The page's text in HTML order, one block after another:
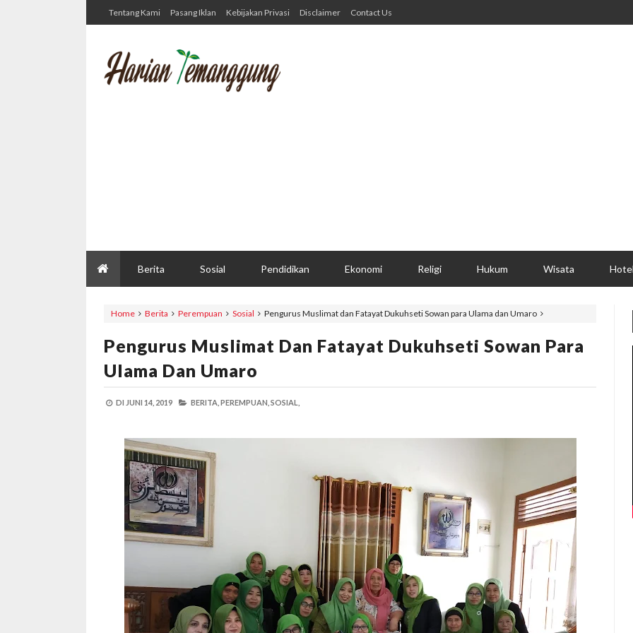
Tentang Kami Pasang Iklan Kebijakan Privasi Disclaimer Contact Us
Berita Sosial Pendidikan Ekonomi Religi Hukum Wisata Hotel
Home Berita Perempuan Sosial Pengurus Muslimat dan Fatayat Dukuhseti Sowan para Ulama dan Umaro
Pengurus Muslimat Dan Fatayat Dukuhseti Sowan Para
Ulama Dan Umaro
DI JUNI 14, 2019 BERITA, PEREMPUAN, SOSIAL,